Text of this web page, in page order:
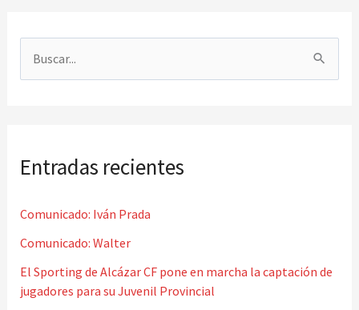
a
p
o
r
:
Entradas recientes
Comunicado: Iván Prada
Comunicado: Walter
El Sporting de Alcázar CF pone en marcha la captación de
jugadores para su Juvenil Provincial